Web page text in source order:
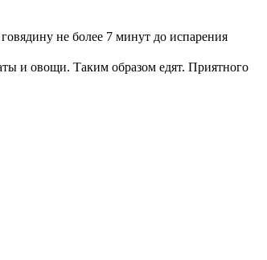
не более 7 минут до испарения
и овощи. Таким образом едят. Приятного